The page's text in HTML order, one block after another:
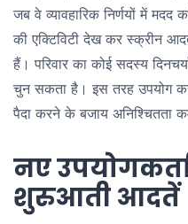
जब वे व्यावहारिक निर्णयों में मदद
की एक्टिविटी देख कर स्क्रीन
हैं। परिवार का कोई सदस्य
चुन सकता है। इस तरह उपयोग
पैदा करने के बजाय अनिश्चितता
नए
शुरुआती आदतें